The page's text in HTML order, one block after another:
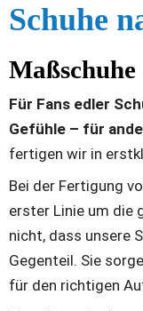
Schuhe
Maßschuhe
Für Fans edler
Gefühle – für
fertigen wir in
Bei der Fertigung
erster Linie um die
nicht, dass unsere
Gegenteil. Sie
für den richtigen